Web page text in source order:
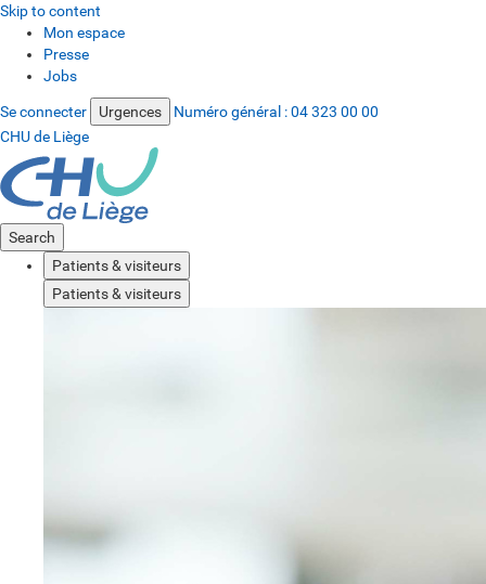
Skip to content
Mon espace
Presse
Jobs
Se connecter Urgences Numéro général :04 323 00 00
CHU de Liège
Search
Patients & visiteurs
Patients & visiteurs